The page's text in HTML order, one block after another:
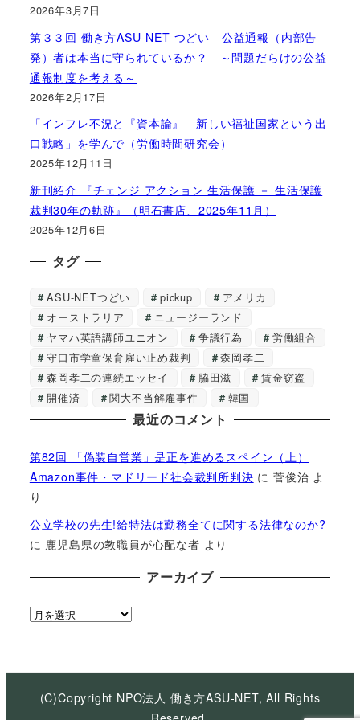
2026年3月7日
第３３回 働き方ASU-NET つどい 公益通報（内部告
発）者は本当に守られているか？ ～問題だらけの公益
通報制度を考える～
2026年2月17日
「インフレ不況と『資本論』―新しい福祉国家という出
口戦略」を学んで（労働時間研究会）
2025年12月11日
新刊紹介 『チェンジ アクション 生活保護 － 生活保護
裁判30年の軌跡』（明石書店、2025年11月）
2025年12月6日
タグ
ASU-NETつどい pickup
アメリカ
オーストラリア
ニュージーランド
ヤマハ英語講師ユニオン
争議行為
労働組合
守口市学童保育雇い止め裁判
森岡孝二
森岡孝二の連続エッセイ
脇田滋
賃金窃盗
開催済
関大不当解雇事件 韓国
最近のコメント
第82回 「偽装自営業」是正を進めるスペイン（上）
Amazon事件・マドリード社会裁判所判決 に菅俊治 よ
り
公立学校の先生!給特法は勤務全てに関する法律なのか?
に 鹿児島県の教職員が心配な者 より
アーカイブ
ア
イ
(C)Copyright NPO法人 働き方ASU-NET, All Rights